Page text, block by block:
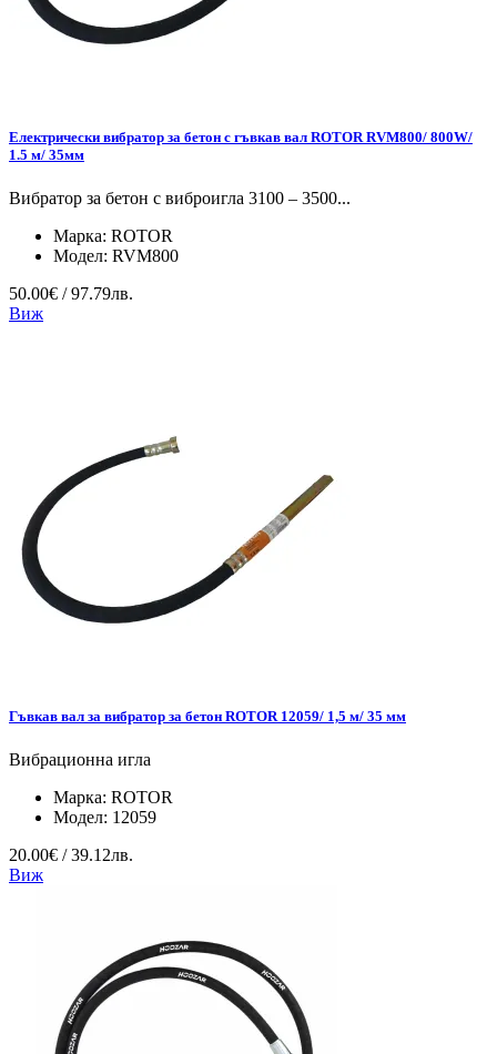
Електрически вибратор за бетон с гъвкав вал ROTOR RVM800/ 800W/
1.5 м/ 35мм
Вибратор за бетон с виброигла 3100 – 3500...
Марка: ROTOR
Модел: RVM800
50.00€ / 97.79лв.
Виж
Гъвкав вал за вибратор за бетон ROTOR 12059/ 1,5 м/ 35 мм
Вибрационна игла
Марка: ROTOR
Модел: 12059
20.00€ / 39.12лв.
Виж